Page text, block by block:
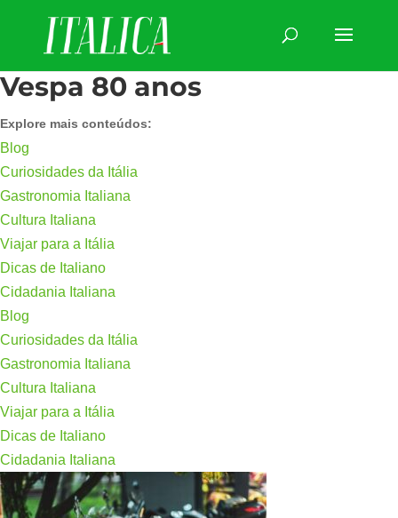
Vespa 80 anos
Explore mais conteúdos:
Blog
Curiosidades da Itália
Gastronomia Italiana
Cultura Italiana
Viajar para a Itália
Dicas de Italiano
Cidadania Italiana
Blog
Curiosidades da Itália
Gastronomia Italiana
Cultura Italiana
Viajar para a Itália
Dicas de Italiano
Cidadania Italiana